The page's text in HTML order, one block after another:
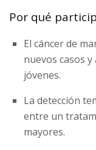
Por qué
El cáncer de
nuevos casos
jóvenes.
La detección
entre un
mayores.